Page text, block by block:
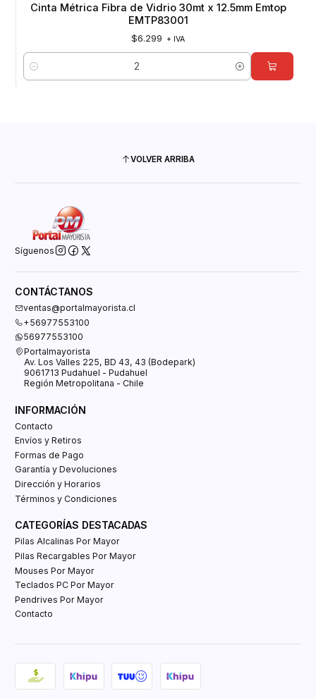
Cinta Métrica Fibra de Vidrio 30mt x 12.5mm Emtop
EMTP83001
$6.299 + IVA
Cantidad
VOLVER ARRIBA
Síguenos
CONTÁCTANOS
ventas@portalmayorista.cl
+56977553100
56977553100
Portalmayorista
Av. Los Valles 225, BD 43, 43 (Bodepark)
9061713 Pudahuel - Pudahuel
Región Metropolitana - Chile
INFORMACIÓN
Contacto
Envíos y Retiros
Formas de Pago
Garantía y Devoluciones
Dirección y Horarios
Términos y Condiciones
CATEGORÍAS DESTACADAS
Pilas Alcalinas Por Mayor
Pilas Recargables Por Mayor
Mouses Por Mayor
Teclados PC Por Mayor
Pendrives Por Mayor
Contacto